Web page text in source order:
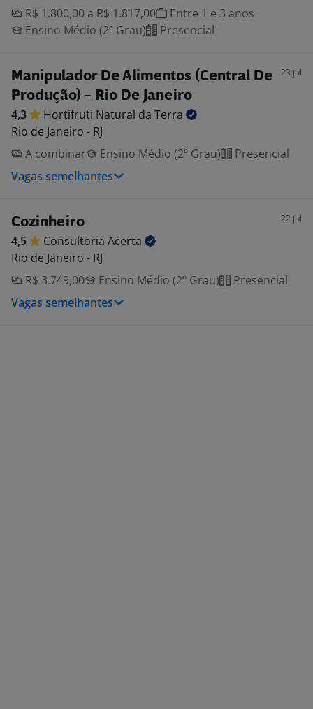
R$ 1.800,00 a R$ 1.817,00
Entre 1 e 3 anos
Ensino Médio (2º Grau)
Presencial
Manipulador De Alimentos (Central De
Produção) - Rio De Janeiro
23 jul
4,3 Hortifruti Natural da Terra
Rio de Janeiro - RJ
A combinar
Ensino Médio (2º Grau)
Presencial
Vagas semelhantes
Cozinheiro 22 jul
4,5 Consultoria Acerta
Rio de Janeiro - RJ
R$ 3.749,00
Ensino Médio (2º Grau)
Presencial
Vagas semelhantes